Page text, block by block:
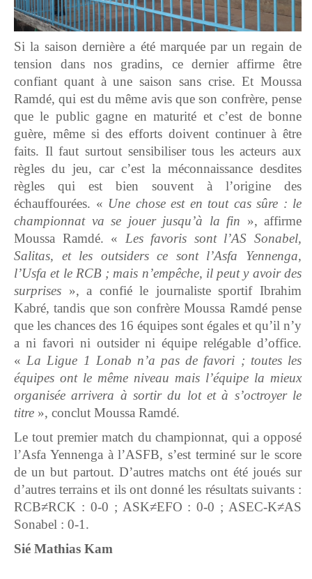
Si la saison dernière a été marquée par un regain de
tension dans nos gradins, ce dernier affirme être
confiant quant à une saison sans crise. Et Moussa
Ramdé, qui est du même avis que son confrère, pense
que le public gagne en maturité et c’est de bonne
guère, même si des efforts doivent continuer à être
faits. Il faut surtout sensibiliser tous les acteurs aux
règles du jeu, car c’est la méconnaissance desdites
règles qui est bien souvent à l’origine des
échauffourées. « Une chose est en tout cas sûre : le
championnat va se jouer jusqu’à la fin », affirme
Moussa Ramdé. « Les favoris sont l’AS Sonabel,
Salitas, et les outsiders ce sont l’Asfa Yennenga,
l’Usfa et le RCB ; mais n’empêche, il peut y avoir des
surprises », a confié le journaliste sportif Ibrahim
Kabré, tandis que son confrère Moussa Ramdé pense
que les chances des 16 équipes sont égales et qu’il n’y
a ni favori ni outsider ni équipe relégable d’office.
«La Ligue 1 Lonab n’a pas de favori ; toutes les
équipes ont le même niveau mais l’équipe la mieux
organisée arrivera à sortir du lot et à s’octroyer le
titre », conclut Moussa Ramdé.
Le tout premier match du championnat, qui a opposé
l’Asfa Yennenga à l’ASFB, s’est terminé sur le score
de un but partout. D’autres matchs ont été joués sur
d’autres terrains et ils ont donné les résultats suivants :
RCB≠RCK : 0-0 ; ASK≠EFO : 0-0 ; ASEC-K≠AS
Sonabel : 0-1.
Sié Mathias Kam